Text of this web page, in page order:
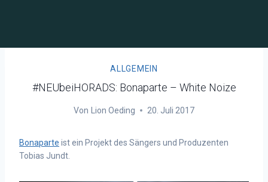
ALLGEMEIN
#NEUbeiHORADS: Bonaparte – White Noize
Von Lion Oeding 20. Juli 2017
Bonaparte ist ein Projekt des Sängers und Produzenten
Tobias Jundt.